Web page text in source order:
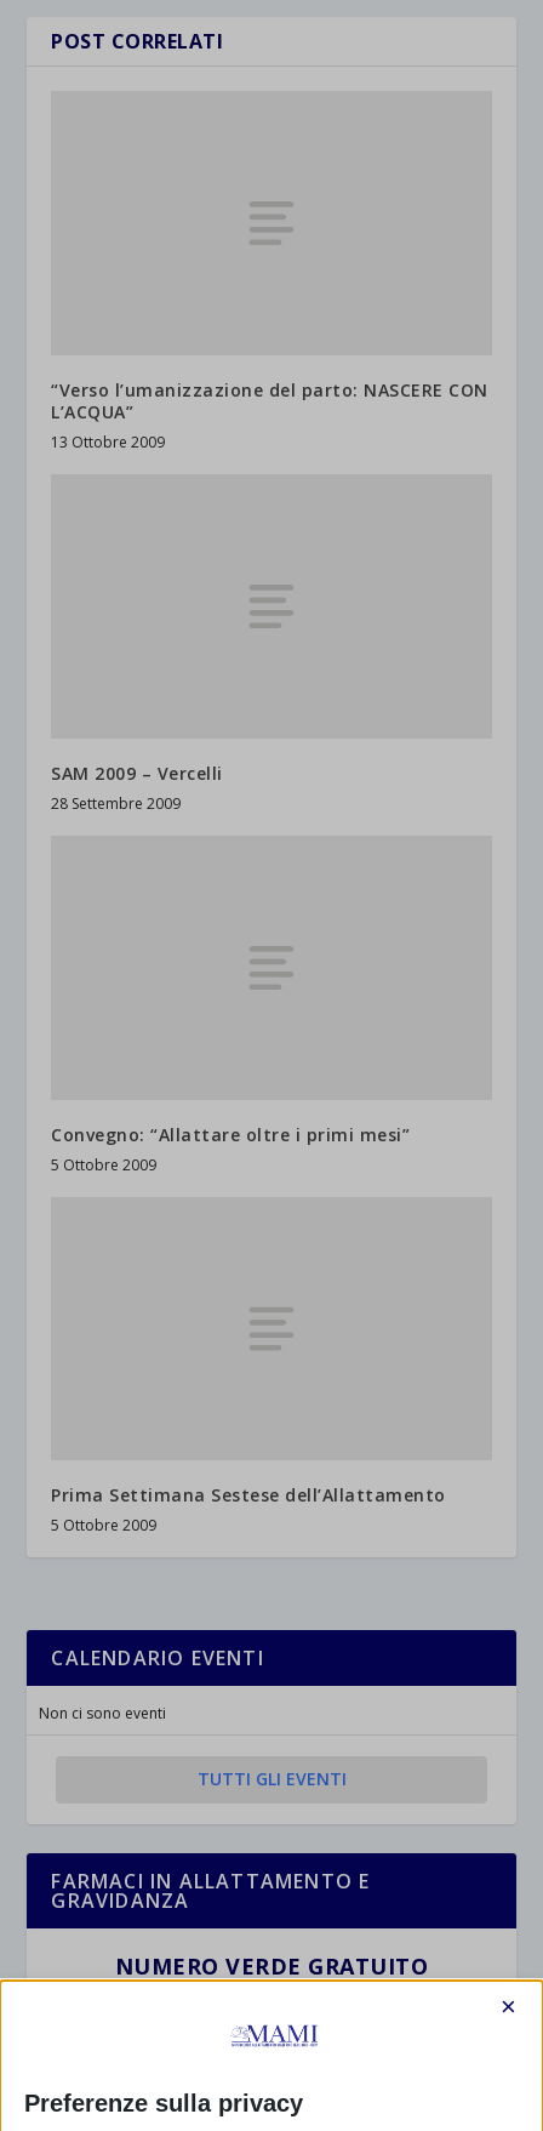
POST CORRELATI
“Verso l’umanizzazione del parto: NASCERE CON
L’ACQUA”
13 Ottobre 2009
SAM 2009 – Vercelli
28 Settembre 2009
Convegno: “Allattare oltre i primi mesi”
5 Ottobre 2009
Prima Settimana Sestese dell’Allattamento
5 Ottobre 2009
CALENDARIO EVENTI
Non ci sono eventi
TUTTI GLI EVENTI
FARMACI IN ALLATTAMENTO E
GRAVIDANZA
NUMERO VERDE GRATUITO
Maggiori informazioni
Preferenze sulla privacy
×